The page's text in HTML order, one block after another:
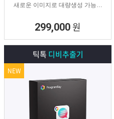
새로운 이미지로 대량생성 가능한
299,000 원
틱톡 디비추출기
NEW